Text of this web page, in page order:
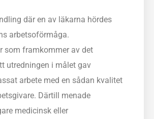
där en av läkarna hördes
arbetsoförmåga.
som framkommer av det
utredningen i målet gav
arbete med en sådan kvalitet
Därtill menade
medicinsk eller